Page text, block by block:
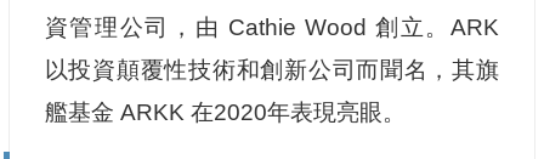
資管理公司，由 Cathie Wood 創立。ARK
以投資顛覆性技術和創新公司而聞名，其旗
艦基金 ARKK 在2020年表現亮眼。